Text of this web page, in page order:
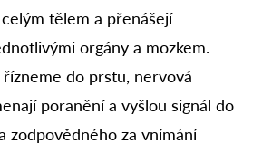
tělem a přenášejí
orgány a mozkem.
do prstu, nervová
poranění a vyšlou signál do
zodpovědného za vnímání